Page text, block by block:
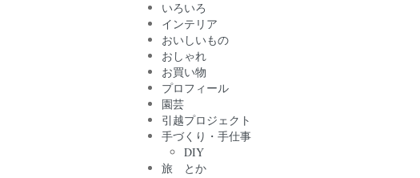
いろいろ
インテリア
おいしいもの
おしゃれ
お買い物
プロフィール
園芸
引越プロジェクト
手づくり・手仕事
DIY
旅 とか